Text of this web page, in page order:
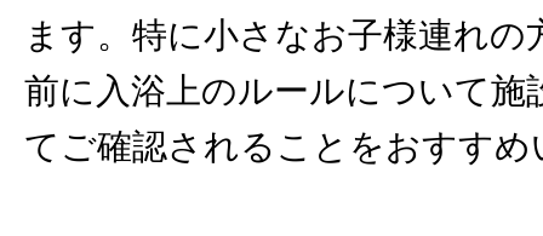
ます。特に小さなお子様連れの
前に入浴上のルールについて施
てご確認されることをおすす